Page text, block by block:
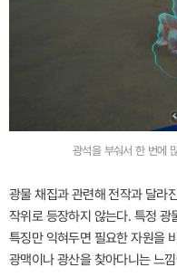
광석을 부숴서 한 번에
광물 채집과 관련해 전작과 달라
작위로 등장하지 않는다. 특정 광
특징만 익혀두면 필요한 자원을
광맥이나 광산을 찾아다니는 느